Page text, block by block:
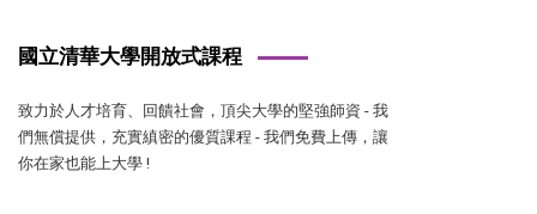
國立清華大學開放式課程
致力於人才培育、回饋社會，頂尖大學的堅強師資 - 我
們無償提供，充實縝密的優質課程 - 我們免費上傳，讓
你在家也能上大學 !